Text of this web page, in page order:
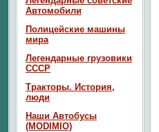
Автомобили
Полицейские машины
мира
Легендарные грузовики
СССР
Тракторы. История,
люди
Наши Автобусы
(MODIMIO)